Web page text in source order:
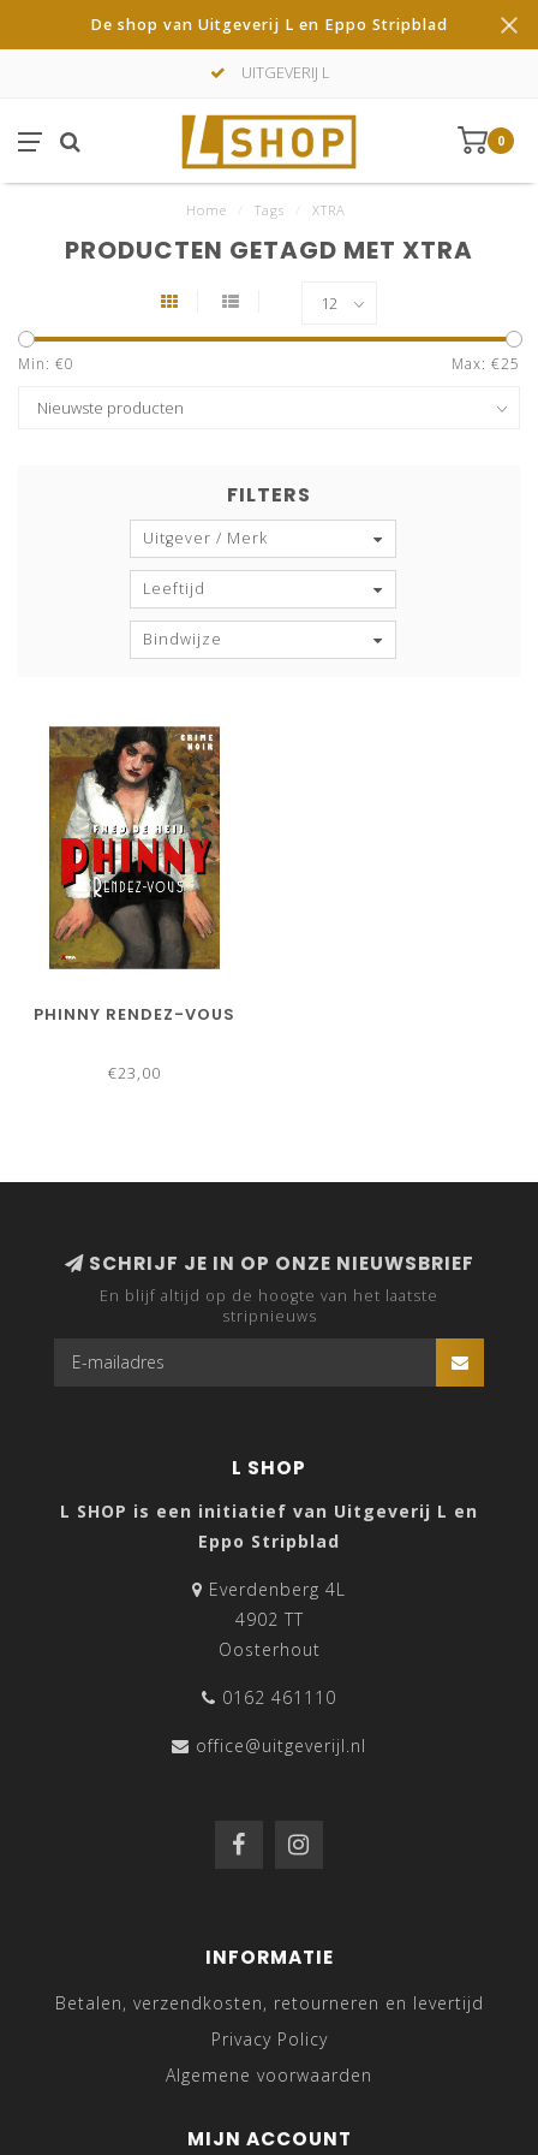
De shop van Uitgeverij L en Eppo Stripblad
UITGEVERIJ L
0
Home Tags XTRA
PRODUCTEN GETAGD MET XTRA
Min: €0 Max: €25
FILTERS
Uitgever / Merk
Leeftijd
Bindwijze
PHINNY RENDEZ-VOUS
€23,00
SCHRIJF JE IN OP ONZE NIEUWSBRIEF
En blijf altijd op de hoogte van het laatste
stripnieuws
L SHOP
L SHOP is een initiatief van Uitgeverij L en
Eppo Stripblad
Everdenberg 4L
4902 TT
Oosterhout
0162 461110
office@uitgeverijl.nl
INFORMATIE
Betalen, verzendkosten, retourneren en levertijd
Privacy Policy
Algemene voorwaarden
MIJN ACCOUNT